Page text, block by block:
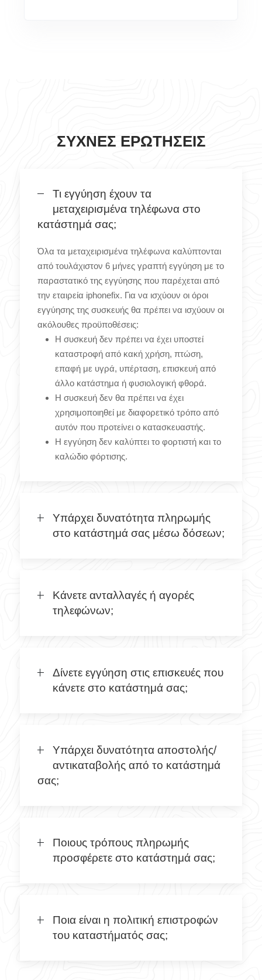
ΣΥΧΝΈΣ ΕΡΩΤΉΣΕΙΣ
Τι εγγύηση έχουν τα
μεταχειρισμένα τηλέφωνα στο
κατάστημά σας;
Όλα τα μεταχειρισμένα τηλέφωνα καλύπτονται
από τουλάχιστον 6 μήνες γραπτή εγγύηση με το
παραστατικό της εγγύησης που παρέχεται από
την εταιρεία iphonefix. Για να ισχύουν οι όροι
εγγύησης της συσκευής θα πρέπει να ισχύουν οι
ακόλουθες προϋποθέσεις:
Η συσκευή δεν πρέπει να έχει υποστεί
καταστροφή από κακή χρήση, πτώση,
επαφή με υγρά, υπέρταση, επισκευή από
άλλο κατάστημα ή φυσιολογική φθορά.
Η συσκευή δεν θα πρέπει να έχει
χρησιμοποιηθεί με διαφορετικό τρόπο από
αυτόν που προτείνει ο κατασκευαστής.
Η εγγύηση δεν καλύπτει το φορτιστή και το
καλώδιο φόρτισης.
Υπάρχει δυνατότητα πληρωμής
στο κατάστημά σας μέσω δόσεων;
Κάνετε ανταλλαγές ή αγορές
τηλεφώνων;
Δίνετε εγγύηση στις επισκευές που
κάνετε στο κατάστημά σας;
Υπάρχει δυνατότητα αποστολής/
αντικαταβολής από το κατάστημά
σας;
Ποιους τρόπους πληρωμής
προσφέρετε στο κατάστημά σας;
Ποια είναι η πολιτική επιστροφών
του καταστήματός σας;